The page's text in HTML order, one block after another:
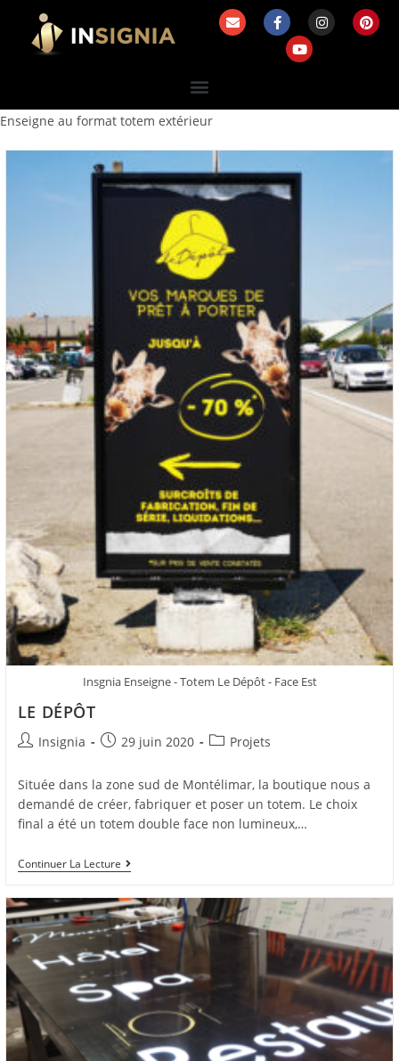
Enseigne au format totem extérieur
Insgnia Enseigne - Totem Le Dépôt - Face Est
LE DÉPÔT
Insignia 29 juin 2020 Projets
Située dans la zone sud de Montélimar, la boutique nous a
demandé de créer, fabriquer et poser un totem. Le choix
final a été un totem double face non lumineux,…
Continuer La Lecture